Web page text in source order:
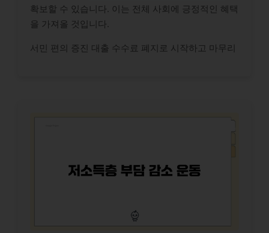
확보할 수 있습니다. 이는 전체 사회에 긍정적인 혜택
을 가져올 것입니다.
서민 편의 증진 대출 수수료 폐지로 시작하고 마무리